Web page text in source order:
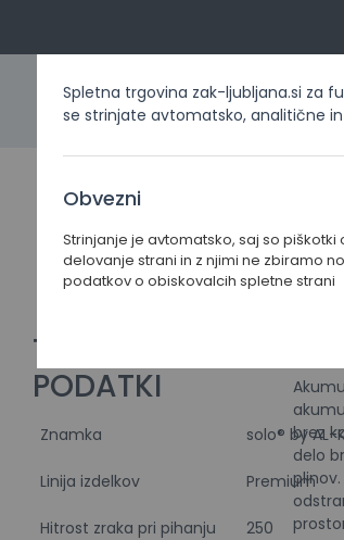
Obvezni
Strinjanje je avtomatsko, saj so piškotki
delovanje strani in z njimi ne zbiramo
podatkov o obiskovalcih spletne strani
Spletna trgovina zak-ljubljana.si za
se strinjate avtomatsko, analitične
Home Izdelki po kategorijah
na
galerije
slik
Akumulatorski
listje solo by
AL-KO LB
4250
na
galerije
slik
TEHNIČNI
PODATKI
Znamka solo® by AL-
Linija izdelkov Premium
Hitrost zraka pri pihanju 250
brez
delo